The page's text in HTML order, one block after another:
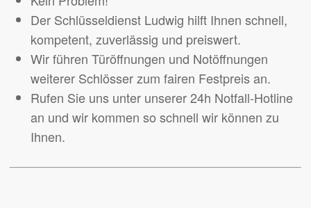
Der Schlüsseldienst Ludwig hilft Ihnen schnell,
kompetent, zuverlässig und preiswert.
Wir führen Türöffnungen und Notöffnungen
weiterer Schlösser zum fairen Festpreis an.
Rufen Sie uns unter unserer 24h Notfall-Hotline
an und wir kommen so schnell wir können zu
Ihnen.